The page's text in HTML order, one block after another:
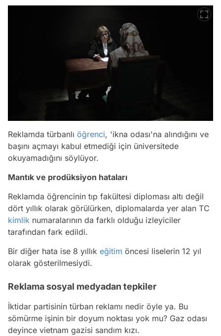
Reklamda türbanlı öğrenci, 'ikna odası'na alındığını ve
başını açmayı kabul etmediği için üniversitede
okuyamadığını söylüyor.
Mantık ve prodüksiyon hataları
Reklamda öğrencinin tıp fakültesi diploması altı değil
dört yıllık olarak görülürken, diplomalarda yer alan TC
kimlik numaralarının da farklı olduğu izleyiciler
tarafından fark edildi.
Bir diğer hata ise 8 yıllık eğitim öncesi liselerin 12 yıl
olarak gösterilmesiydi.
Reklama sosyal medyadan tepkiler
İktidar partisinin türban reklamı nedir öyle ya. Bu
sömürme işinin bir doyum noktası yok mu? Gaz odası
deyince vietnam gazisi sandım kızı.